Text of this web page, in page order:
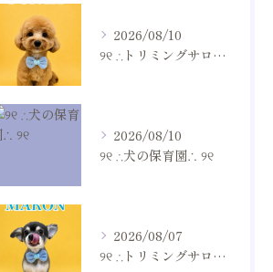
2026/08/10
୨୧ ∴トリミングサロン∴ ୨୧
2026/08/10
୨୧ ∴犬の保育園∴ ୨୧
2026/08/07
୨୧ ∴トリミングサロン∴ ୨୧